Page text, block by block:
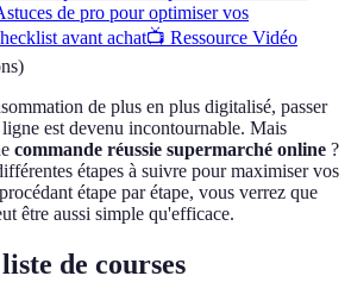
de pro pour optimiser vos
avant achat📺 Ressource Vidéo
)
de plus en plus digitalisé, passer
est devenu incontournable. Mais
commande réussie supermarché online ?
étapes à suivre pour maximiser vos
étape par étape, vous verrez que
être aussi simple qu'efficace.
de courses